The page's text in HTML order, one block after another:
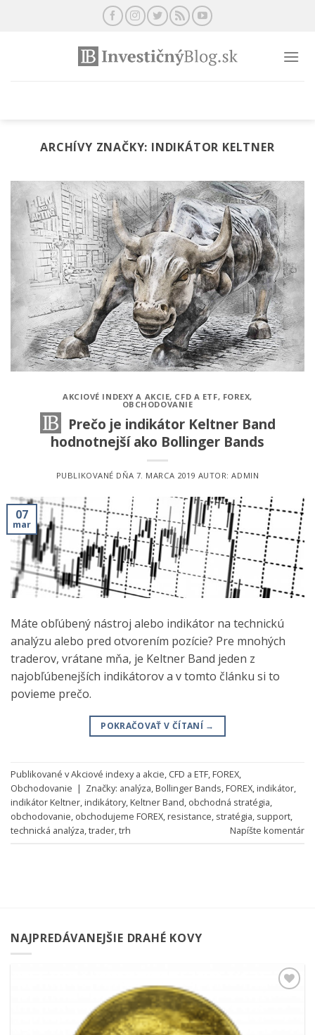
ARCHÍVY ZNAČKY: INDIKÁTOR KELTNER
AKCIOVÉ INDEXY A AKCIE, CFD A ETF, FOREX,
OBCHODOVANIE
Prečo je indikátor Keltner Band
hodnotnejší ako Bollinger Bands
PUBLIKOVANÉ DŇA 7. MARCA 2019 AUTOR:ADMIN
07
mar
Máte obľúbený nástroj alebo indikátor na technickú
analýzu alebo pred otvorením pozície? Pre mnohých
traderov, vrátane mňa, je Keltner Band jeden z
najobľúbenejších indikátorov a v tomto článku si to
povieme prečo.
POKRAČOVAŤ V ČÍTANÍ →
Publikované vAkciové indexy a akcie, CFD a ETF,FOREX,
Obchodovanie | Značky: analýza,Bollinger Bands,FOREX,indikátor,
indikátor Keltner,indikátory,Keltner Band, obchodná stratégia,
obchodovanie, obchodujeme FOREX,resistance, stratégia, support,
technická analýza,trader,trh Napíšte komentár
NAJPREDÁVANEJŠIE DRAHÉ KOVY